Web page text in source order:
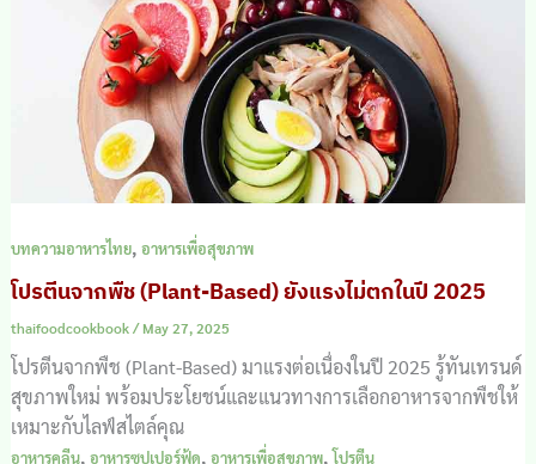
บทความอาหารไทย, อาหารเพื่อสุขภาพ
โปรตีนจากพืช (Plant-Based) ยังแรงไม่ตกในปี 2025
thaifoodcookbook/May 27, 2025
โปรตีนจากพืช (Plant-Based) มาแรงต่อเนื่องในปี 2025 รู้ทันเทรนด์
สุขภาพใหม่ พร้อมประโยชน์และแนวทางการเลือกอาหารจากพืชให้
เหมาะกับไลฟ์สไตล์คุณ
อาหารคลีน, อาหารซุปเปอร์ฟู้ด, อาหารเพื่อสุขภาพ,โปรตีน